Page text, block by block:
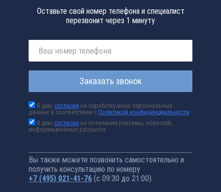
Оставьте свой номер телефона и специалист
перезвонит через 1 минуту
Заказать звонок
Я даюсогласие на обработку моих персональных
данных в соответствии сПолитикой конфиденциальности
Я даюсогласие на получение рекламы, новостей,
информационных рассылок
Вы также можете позвонить самостоятельно и
получить консультацию по номеру
+7 (495) 021-41-76 (с 09:30 до 21:00)